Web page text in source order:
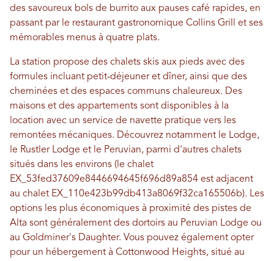
des savoureux bols de burrito aux pauses café rapides, en
passant par le restaurant gastronomique Collins Grill et ses
mémorables menus à quatre plats.
La station propose des chalets skis aux pieds avec des
formules incluant petit-déjeuner et dîner, ainsi que des
cheminées et des espaces communs chaleureux. Des
maisons et des appartements sont disponibles à la
location avec un service de navette pratique vers les
remontées mécaniques. Découvrez notamment le Lodge,
le Rustler Lodge et le Peruvian, parmi d'autres chalets
situés dans les environs (le chalet
EX_53fed37609e8446694645f696d89a854 est adjacent
au chalet EX_110e423b99db413a8069f32ca165506b). Les
options les plus économiques à proximité des pistes de
Alta sont généralement des dortoirs au Peruvian Lodge ou
au Goldminer's Daughter. Vous pouvez également opter
pour un hébergement à Cottonwood Heights, situé au